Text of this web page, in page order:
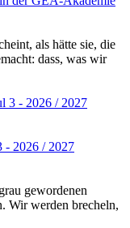
als hätte sie, die
dass, was wir
- 2026 / 2027
gewordenen
Wir werden brecheln,